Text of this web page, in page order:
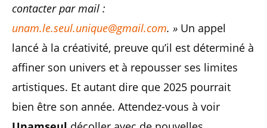
contacter par mail :
unam.le.seul.unique@gmail.com. » Un appel
lancé à la créativité, preuve qu’il est déterminé à
affiner son univers et à repousser ses limites
artistiques. Et autant dire que 2025 pourrait
bien être son année. Attendez-vous à voir